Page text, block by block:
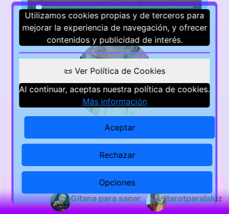
⭐ ⭐ ⭐ ⭐ ⭐
Arisha Luz en Sombras
Valoraciones
Gitana para sanar
tarotparalaluz
Utilizamos cookies propias y de terceros para
mejorar la experiencia de navegación, y ofrecer
contenidos y publicidad de interés.
📜 Ver Política de Cookies
Al continuar, aceptas nuestra política de cookies.
Más información
Aceptar
Rechazar
Opciones